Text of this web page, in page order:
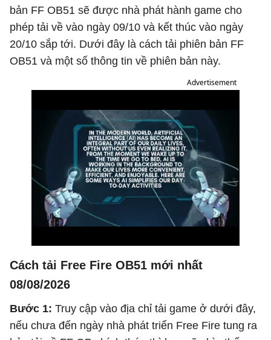
bản FF OB51 sẽ được nhà phát hành game cho
phép tải về vào ngày 09/10 và kết thúc vào ngày
20/10 sắp tới. Dưới đây là cách tải phiên bản FF
OB51 và một số thông tin về phiên bản này.
Advertisement
Cách tải Free Fire OB51 mới nhất
08/08/2026
Bước 1: Truy cập vào địa chỉ tải game ở dưới đây,
nếu chưa đến ngày nhà phát triển Free Fire tung ra